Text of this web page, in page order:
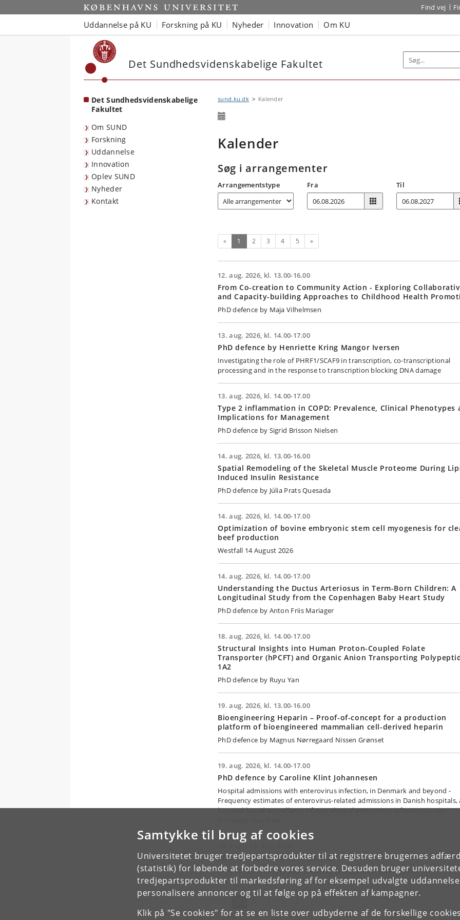
Samtykke til brug af cookies
Universitetet bruger tredjepartsprodukter til at registrere brugernes
(statistik) for løbende at forbedre vores service. Desuden bruger
tredjepartsprodukter til markedsføring af for eksempel udvalgte
personalisere annoncer og til at følge op på effekten af kampagner.
Klik på "Se cookies" for at se en liste over udbyderne af de forskellige
Start Find vej
Uddannelse på KU Forskning på KU Nyheder Innovation Om KU
Det Sundhedsvidenskabelige Fakultet
Det Sundhedsvidenskabelige
Fakultet
Om SUND
Forskning
Uddannelse
Innovation
Oplev SUND
Nyheder
Kontakt
sund.ku.dk Kalender
Kalender
Søg i arrangementer
Arrangementstype Fra Til
« 1 (nuværende)
2 3 4 5 Næste
»
12. aug. 2026, kl. 13.00-16.00
From Co-creation to Community Action - Exploring
and Capacity-building Approaches to Childhood Health
PhD defence by Maja Vilhelmsen
13. aug. 2026, kl. 14.00-17.00
PhD defence by Henriette Kring Mangor Iversen
Investigating the role of PHRF1/SCAF9 in transcription, co-transcriptional
processing and in the response to transcription blocking DNA damage
13. aug. 2026, kl. 14.00-17.00
Type 2 inflammation in COPD: Prevalence, Clinical Phenotypes
Implications for Management
PhD defence by Sigrid Brisson Nielsen
14. aug. 2026, kl. 13.00-16.00
Spatial Remodeling of the Skeletal Muscle Proteome During
Induced Insulin Resistance
PhD defence by Júlia Prats Quesada
14. aug. 2026, kl. 14.00-17.00
Optimization of bovine embryonic stem cell myogenesis for
beef production
Westfall 14 August 2026
14. aug. 2026, kl. 14.00-17.00
Understanding the Ductus Arteriosus in Term-Born Children: A
Longitudinal Study from the Copenhagen Baby Heart Study
PhD defence by Anton Friis Mariager
18. aug. 2026, kl. 14.00-17.00
Structural Insights into Human Proton-Coupled Folate
Transporter (hPCFT) and Organic Anion Transporting
1A2
PhD defence by Ruyu Yan
19. aug. 2026, kl. 13.00-16.00
Bioengineering Heparin – Proof-of-concept for a production
platform of bioengineered mammalian cell-derived heparin
PhD defence by Magnus Nørregaard Nissen Grønset
19. aug. 2026, kl. 14.00-17.00
PhD defence by Caroline Klint Johannesen
Hospital admissions with enterovirus infection, in Denmark and beyond -
Frequency estimates of enterovirus-related admissions in Danish hospitals,
hospital-based surveillance of neurological enterovirus infections in six
20. aug. - 24. aug. 2026
SDG Innovation Challenge 2026
Are you ready to test your creativity and problem‑solving skills?
(nuværende) Næste